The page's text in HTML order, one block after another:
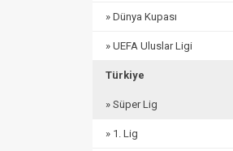
» Dünya Kupası
» UEFA Uluslar Ligi
Türkiye
» Süper Lig
» 1. Lig